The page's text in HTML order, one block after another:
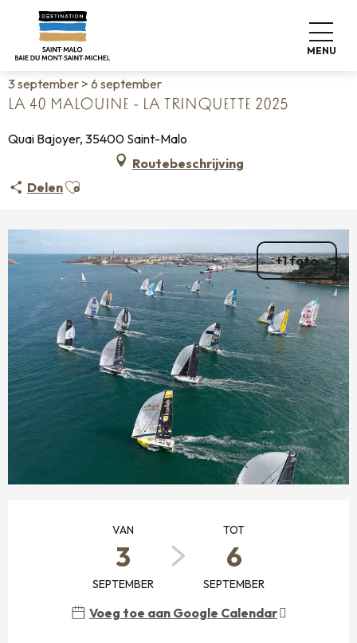
contenu
MENU
Home Wonen zoals thuis
La 40 malouine - La trinquette 2025
3 september > 6 september
LA 40 MALOUINE - LA TRINQUETTE 2025
Quai Bajoyer, 35400 Saint-Malo
Routebeschrijving
DelenAjouter aux favoris
+1 foto
VAN
3
SEPTEMBER
TOT
6
SEPTEMBER
Voeg toe aan Google Calendar